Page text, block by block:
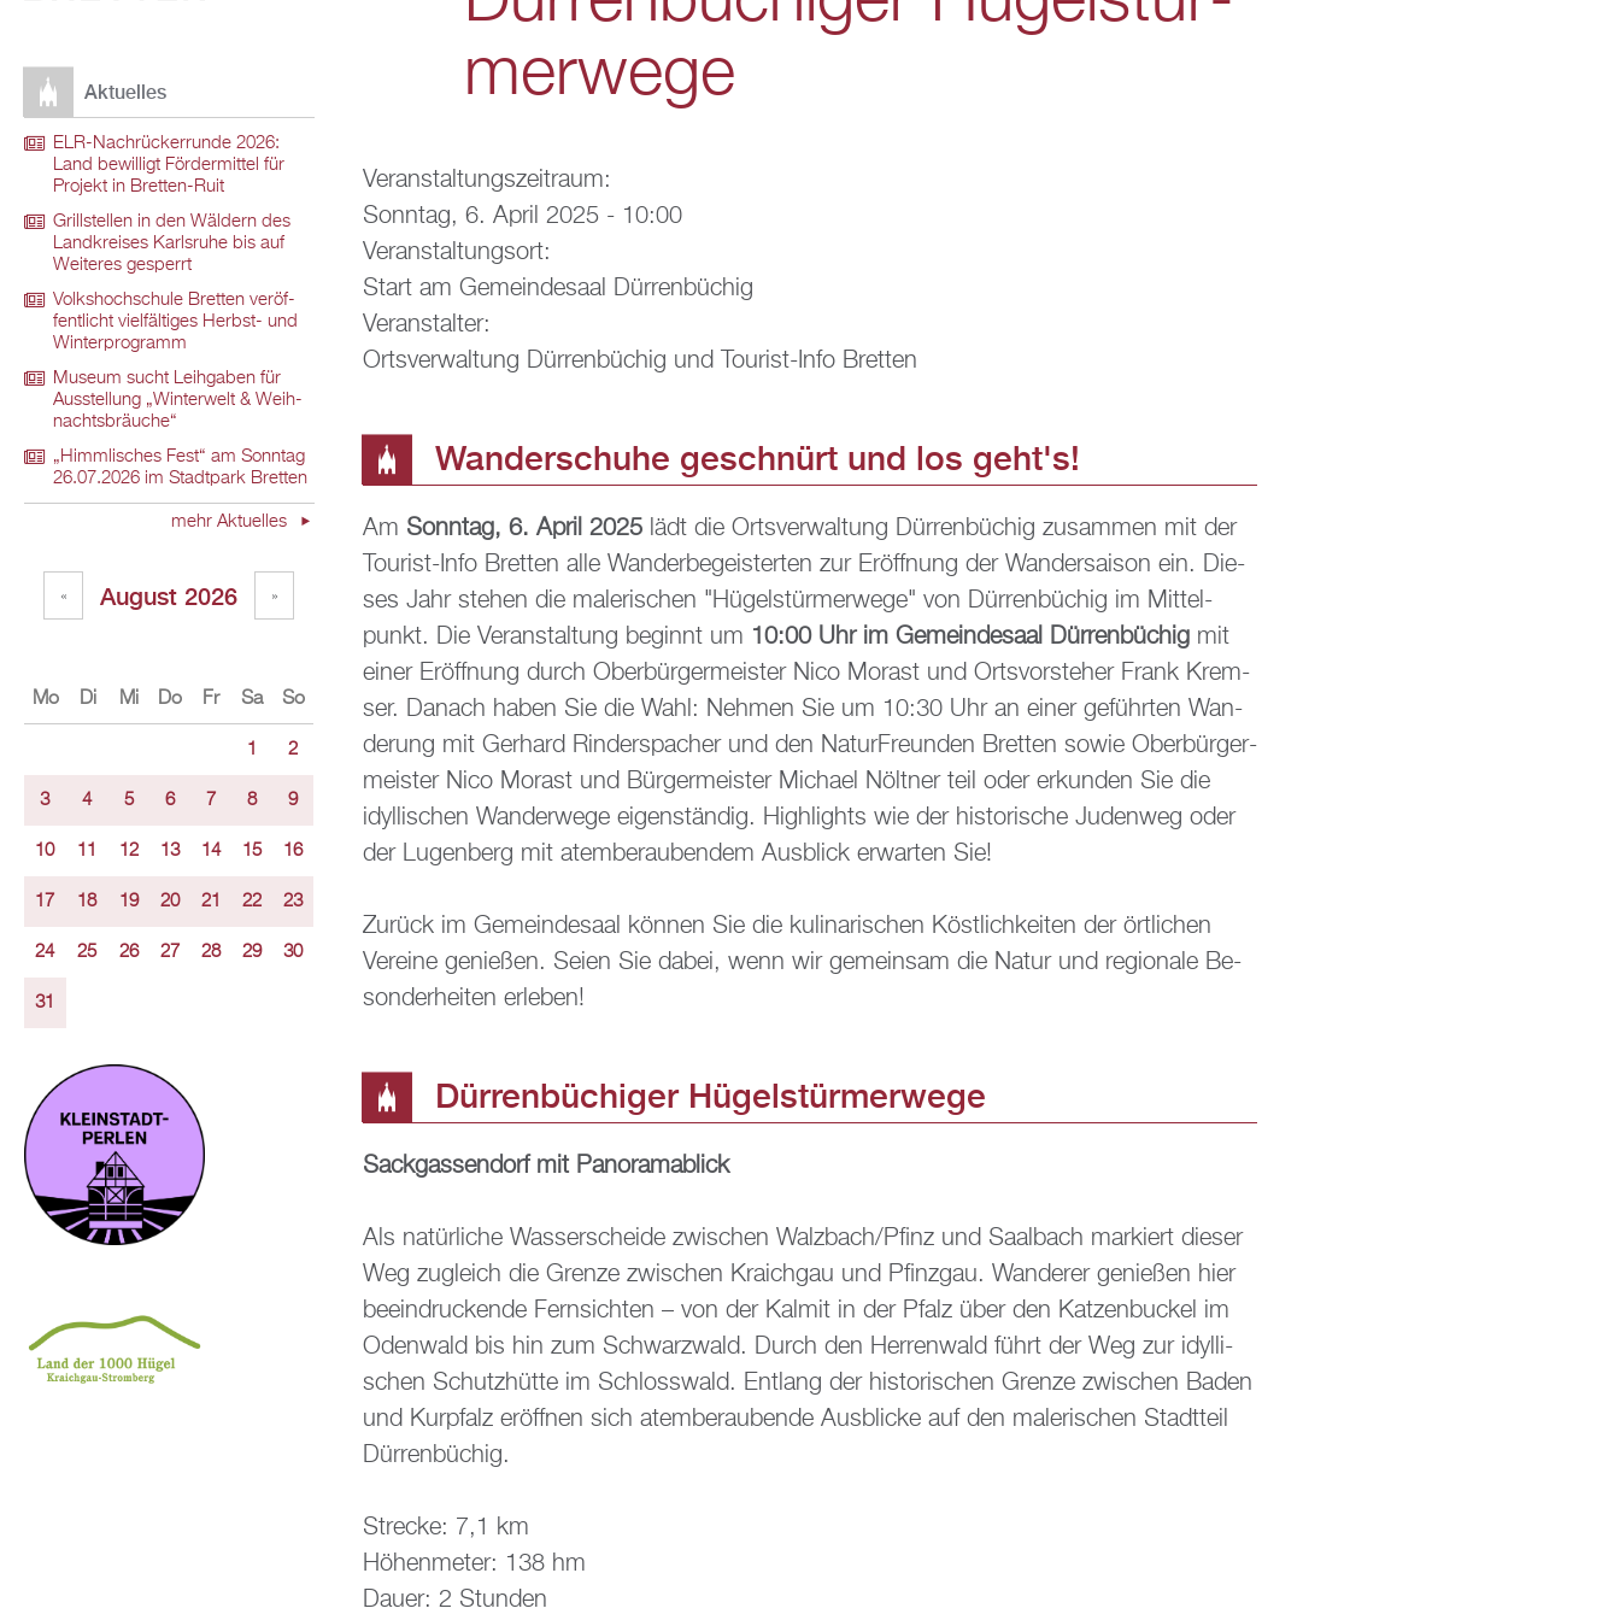
mer­we­ge
Ver­an­stal­tungs­zeit­raum:
Sonn­tag, 6. April 2025 - 10:00
Ver­an­stal­tungs­ort:
Start am Ge­mein­de­saal Dür­ren­bü­chig
Ver­an­stal­ter:
Orts­ver­wal­tung Dür­ren­bü­chig und Tou­rist-Info Brett­en
Wan­der­schu­he ge­schnürt und los geht's!
Am Sonn­tag, 6. April 2025lädt die Orts­ver­wal­tung Dür­ren­bü­chig zu­sam­men mit der
Tou­rist-Info Brett­en alle Wan­der­be­geis­ter­ten zur Er­öff­nung der Wan­der­sai­son ein. Die­
ses Jahr ste­hen die ma­le­ri­schen "Hü­gel­stür­mer­we­ge" von Dür­ren­bü­chig im Mit­tel­
punkt. Die Ver­an­stal­tung be­ginnt um 10:00 Uhr im Ge­mein­de­saal Dür­ren­bü­chigmit
einer Er­öff­nung durch Ober­bür­ger­meis­ter Nico Mo­rast und Orts­vor­ste­her Frank Krem­
ser. Da­nach haben Sie die Wahl: Neh­men Sie um 10:30 Uhr an einer ge­führ­ten Wan­
de­rung mit Ger­hard Rin­der­spa­cher und den Na­tur­Freun­den Brett­en sowie Ober­bür­ger­
meis­ter Nico Mo­rast und Bür­ger­meis­ter Mi­cha­el Nölt­ner teil oder er­kun­den Sie die
idyl­li­schen Wan­der­we­ge ei­gen­stän­dig. High­lights wie der his­to­ri­sche Ju­den­weg oder
der Lu­gen­berg mit atem­be­rau­ben­dem Aus­blick er­war­ten Sie!
Zu­rück im Ge­mein­de­saal kön­nen Sie die ku­li­na­ri­schen Köst­lich­kei­ten der ört­li­chen
Ver­ei­ne ge­nie­ßen. Seien Sie dabei, wenn wir ge­mein­sam die Natur und re­gio­na­le Be­
son­der­hei­ten er­le­ben!
Dür­ren­bü­chi­ger Hü­gel­stür­mer­we­ge
Sack­gas­sen­dorf mit Pan­ora­ma­blick
Als na­tür­li­che Was­ser­schei­de zwi­schen Walz­bach/Pfinz und Saal­bach mar­kiert die­ser
Weg zu­gleich die Gren­ze zwi­schen Kraich­gau und Pfinz­gau. Wan­de­rer ge­nie­ßen hier
be­ein­dru­cken­de Fern­sich­ten – von der Kal­mit in der Pfalz über den Kat­zen­bu­ckel im
Oden­wald bis hin zum Schwarz­wald. Durch den Her­ren­wald führt der Weg zur idyl­li­
schen Schutz­hüt­te im Schloss­wald. Ent­lang der his­to­ri­schen Gren­ze zwi­schen Baden
und Kur­pfalz er­öff­nen sich atem­be­rau­ben­de Aus­bli­cke auf den ma­le­ri­schen Stadt­teil
Dür­ren­bü­chig.
Stre­cke: 7,1 km
Hö­hen­me­ter: 138 hm
Dauer: 2 Stun­den
Ak­tu­el­les
ELR-Nach­rü­ck­er­run­de 2026:
Land be­wil­ligt För­der­mit­tel für
Pro­jekt in Brett­en-Ruit
Grill­stel­len in den Wäl­dern des
Land­krei­ses Karls­ru­he bis auf
Wei­te­res ge­sperrt
Volks­hoch­schu­le Brett­en ver­öf­
fent­licht viel­fäl­ti­ges Herbst- und
Win­ter­pro­gramm
Mu­se­um sucht Leih­ga­ben für
Aus­stel­lung „Win­ter­welt & Weih­
nachts­bräu­che“
„Himm­li­sches Fest“ am Sonn­tag
26.07.2026 im Stadt­park Brett­en
mehr Ak­tu­el­les
Au­gust 2026
« »
Mo Di Mi Do Fr Sa So
1 2
3 4 5 6 7 8 9
10 11 12 13 14 15 16
17 18 19 20 21 22 23
24 25 26 27 28 29 30
31